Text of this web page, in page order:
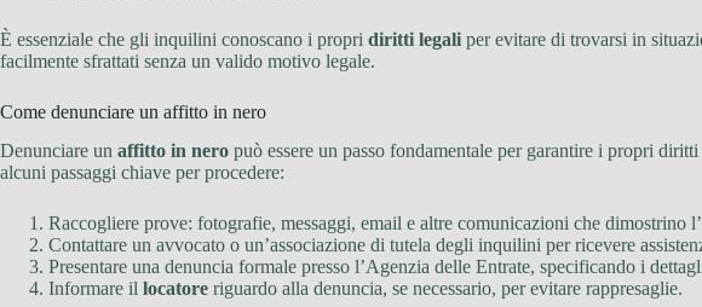
È essenziale che gli inquilini conoscano i propri diritti legali per evitare di trovarsi in
facilmente sfrattati senza un valido motivo legale.
Come denunciare un affitto in nero
Denunciare un affitto in nero può essere un passo fondamentale per garantire i propri
alcuni passaggi chiave per procedere:
Raccogliere prove: fotografie, messaggi, email e altre comunicazioni che dimostrino
Contattare un avvocato o un’associazione di tutela degli inquilini per ricevere
Presentare una denuncia formale presso l’Agenzia delle Entrate, specificando i
Informare il locatore riguardo alla denuncia, se necessario, per evitare rappresaglie.